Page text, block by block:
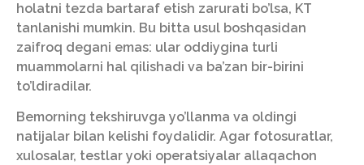
holatni tezda bartaraf etish zarurati bo’lsa, KT
tanlanishi mumkin. Bu bitta usul boshqasidan
zaifroq degani emas: ular oddiygina turli
muammolarni hal qilishadi va ba’zan bir-birini
to’ldiradilar.
Bemorning tekshiruvga yo’llanma va oldingi
natijalar bilan kelishi foydalidir. Agar fotosuratlar,
xulosalar, testlar yoki operatsiyalar allaqachon